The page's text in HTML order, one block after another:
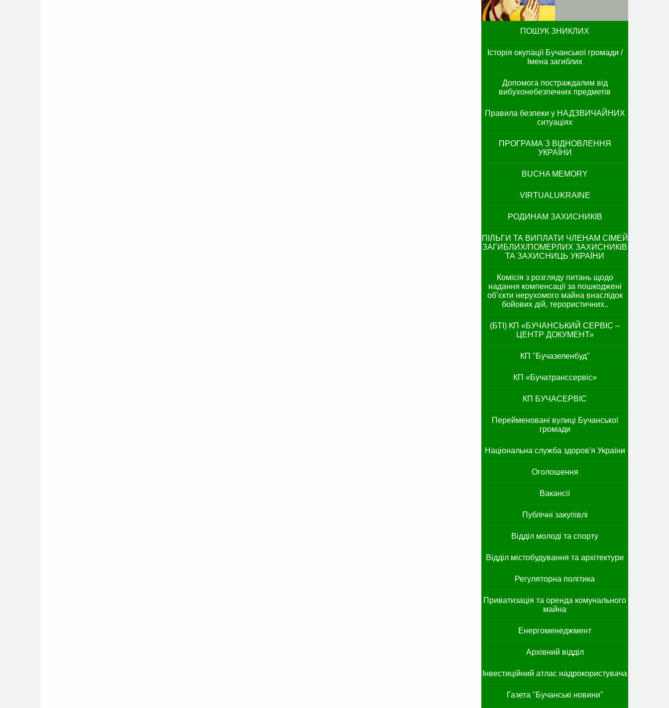
ПОШУК ЗНИКЛИХ
Історія окупації Бучанської громади /
Імена загиблих
Допомога постраждалим від
вибухонебезпечних предметів
Правила безпеки у НАДЗВИЧАЙНИХ
ситуаціях
ПРОГРАМА З ВІДНОВЛЕННЯ
УКРАЇНИ
BUCHA MEMORY
VIRTUALUKRAINE
РОДИНАМ ЗАХИСНИКІВ
ПІЛЬГИ ТА ВИПЛАТИ ЧЛЕНАМ СІМЕЙ
ЗАГИБЛИХ/ПОМЕРЛИХ ЗАХИСНИКІВ
ТА ЗАХИСНИЦЬ УКРАЇНИ
Комісія з розгляду питань щодо
надання компенсації за пошкоджені
об’єкти нерухомого майна внаслідок
бойових дій, терористичних..
(БТІ) КП «БУЧАНСЬКИЙ СЕРВІС –
ЦЕНТР ДОКУМЕНТ»
КП "Бучазеленбуд"
КП «Бучатранссервіс»
КП БУЧАСЕРВІС
Перейменовані вулиці Бучанської
громади
Національна служба здоров'я України
Оголошення
Вакансії
Публічні закупівлі
Відділ молоді та спорту
Відділ містобудування та архітектури
Регуляторна політика
Приватизація та оренда комунального
майна
Енергоменеджмент
Архівний відділ
Інвестиційний атлас надрокористувача
Газета "Бучанські новини"